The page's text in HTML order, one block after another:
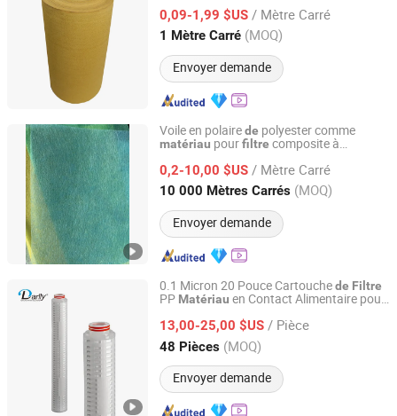
0,09-1,99 $US / Mètre Carré
1 Mètre Carré (MOQ)
Envoyer demande
Jiangsu, China Depuis 2025
Voile en polairede polyester comme
matériau pourfiltre composite à
0,2-10,00 $US / Mètre Carré
10 000 Mètres Carrés (MOQ)
Envoyer demande
Nanjing EFG Co., Ltd.
Jiangsu, China Depuis 2007
0.1 Micron 20 Pouce Cartouchede Filtre
PP Matériau en Contact Alimentaire pour
13,00-25,00 $US / Pièce
48 Pièces (MOQ)
Envoyer demande
Hangzhou Darlly Filtration Equipment Co., Ltd.
Zhejiang, China Depuis 2009